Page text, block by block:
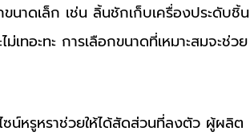
นาดเล็ก เช่น ลิ้นชักเก็บเครื่องประดับชิ้น
ทอะทะ การเลือกขนาดที่เหมาะสมจะช่วย